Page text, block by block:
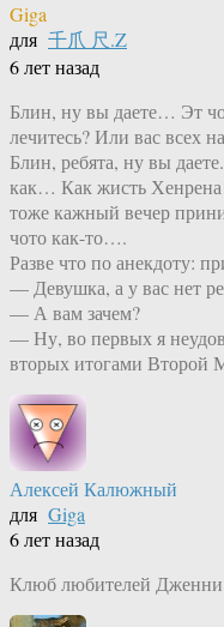
Giga
для 千爪 尺.Z
6 лет назад
Блин, ну вы даете… Эт
лечитесь? Или вас всех
Блин, ребята, ну вы
как… Как жисть
тоже кажный вечер
чото как-то….
Разве что по анекдоту:
— Девушка, а у вас нет
— А вам зачем?
— Ну, во первых я
вторых итогами Второй
Алексей Калюжный
для Giga
6 лет назад
Клюб любителей